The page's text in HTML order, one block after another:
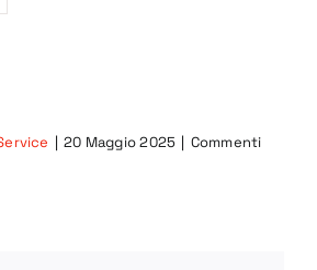
| 20 Maggio 2025 | Commenti